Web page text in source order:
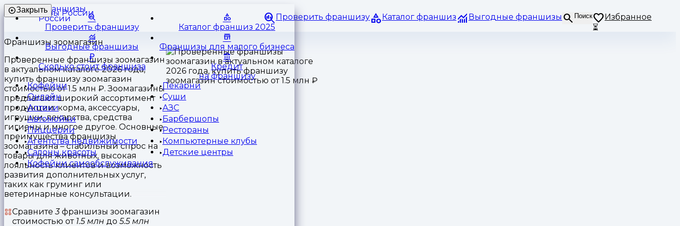
Франшизы
России
Проверить франшизу Каталог франшиз Выгодные франшизы Поиск
Избранное
⏳
Закрыть
Проверить франшизу Каталог франшиз 2025
Выгодные франшизы Франшизы для малого бизнеса
Сколько стоит франшиза
Кредит
на франшизу
Кофейни
Пекарни
Онлайн
Суши
Аптеки
АЗС
Автомойки
Барбершопы
Пиццерии
Рестораны
Агентства недвижимости
Компьютерные клубы
Салоны красоты
Детские центры
Кофейни самообслуживания
Франшизы зоомагазин
Проверенные франшизы зоомагазин
в актуальном каталоге 2026 года,
купить франшизу зоомагазин
стоимостью от 1.5 млн ₽. Зоомагазины
предлагают широкий ассортимент
продукции: корма, аксессуары,
игрушки, лекарства, средства
гигиены и многое другое. Основные
преимущества франшизы
зоомагазина – стабильный спрос на
товары для животных, высокая
лояльность клиентов и возможность
развития дополнительных услуг,
таких как груминг или
ветеринарные консультации.
Сравните3франшизы зоомагазин
стоимостью от 1.5 млн до 5.5 млн